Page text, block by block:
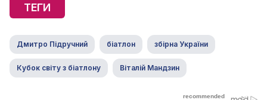
ТЕГИ
Дмитро Підручний біатлон збірна України
Кубок світу з біатлону Віталій Мандзин